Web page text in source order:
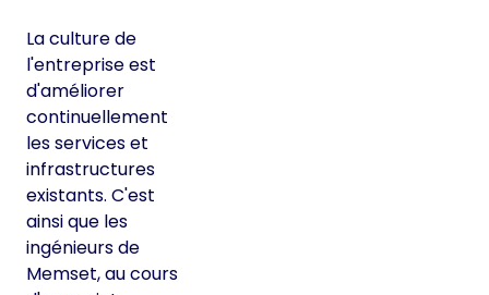
La culture de
l'entreprise est
d'améliorer
continuellement
les services et
infrastructures
existants. C'est
ainsi que les
ingénieurs de
Memset, au cours